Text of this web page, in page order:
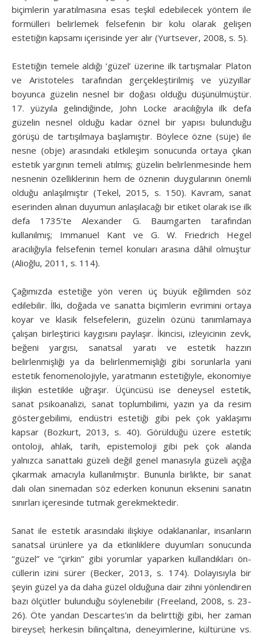
biçimlerin yaratılmasına esas teşkil edebilecek yöntem ile
formülleri belirlemek felsefenin bir kolu olarak gelişen
estetiğin kapsamı içerisinde yer alır (Yurtsever, 2008, s. 5).
Estetiğin temele aldığı ‘güzel’ üzerine ilk tartışmalar Platon
ve Aristoteles tarafından gerçekleştirilmiş ve yüzyıllar
boyunca güzelin nesnel bir doğası olduğu düşünülmüştür.
17. yüzyıla gelindiğinde, John Locke aracılığıyla ilk defa
güzelin nesnel olduğu kadar öznel bir yapısı bulunduğu
görüşü de tartışılmaya başlamıştır. Böylece özne (süje) ile
nesne (obje) arasındaki etkileşim sonucunda ortaya çıkan
estetik yargının temeli atılmış; güzelin belirlenmesinde hem
nesnenin özelliklerinin hem de öznenin duygularının önemli
olduğu anlaşılmıştır (Tekel, 2015, s. 150). Kavram, sanat
eserinden alınan duyumun anlaşılacağı bir etiket olarak ise ilk
defa 1735’te Alexander G. Baumgarten tarafından
kullanılmış; Immanuel Kant ve G. W. Friedrich Hegel
aracılığıyla felsefenin temel konuları arasına dâhil olmuştur
(Alioğlu, 2011, s. 114).
Çağımızda estetiğe yön veren üç büyük eğilimden söz
edilebilir. İlki, doğada ve sanatta biçimlerin evrimini ortaya
koyar ve klasik felsefelerin, güzelin özünü tanımlamaya
çalışan birleştirici kaygısını paylaşır. İkincisi, izleyicinin zevk,
beğeni yargısı, sanatsal yaratı ve estetik hazzın
belirlenmişliği ya da belirlenmemişliği gibi sorunlarla yani
estetik fenomenolojiyle, yaratmanın estetiğiyle, ekonomiye
ilişkin estetikle uğraşır. Üçüncüsü ise deneysel estetik,
sanat psikoanalizi, sanat toplumbilimi, yazın ya da resim
göstergebilimi, endüstri estetiği gibi pek çok yaklaşımı
kapsar (Bozkurt, 2013, s. 40). Görüldüğü üzere estetik;
ontoloji, ahlak, tarih, epistemoloji gibi pek çok alanda
yalnızca sanattaki güzeli değil genel manasıyla güzeli açığa
çıkarmak amacıyla kullanılmıştır. Bununla birlikte, bir sanat
dalı olan sinemadan söz ederken konunun eksenini sanatın
sınırları içeresinde tutmak gerekmektedir.
Sanat ile estetik arasındaki ilişkiye odaklananlar, insanların
sanatsal ürünlere ya da etkinliklere duyumları sonucunda
“güzel” ve “çirkin” gibi yorumlar yaparken kullandıkları ön­
cüllerin izini sürer (Becker, 2013, s. 174). Dolayısıyla bir
şeyin güzel ya da daha güzel olduğuna dair zihni yönlendiren
bazı ölçütler bulunduğu söylenebilir (Freeland, 2008, s. 23-
26). Öte yandan Descartes’ın da belirttiği gibi, her zaman
bi­reysel; herkesin bilinçaltına, deneyimlerine, kültürüne vs.